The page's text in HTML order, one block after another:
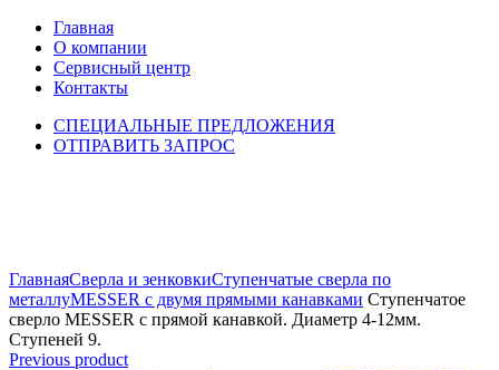
Главная
О компании
Сервисный центр
Контакты
СПЕЦИАЛЬНЫЕ ПРЕДЛОЖЕНИЯ
ОТПРАВИТЬ ЗАПРОС
ГлавнаяСверла и зенковкиСтупенчатые сверла по
металлуMESSER с двумя прямыми канавками Ступенчатое
сверло MESSER с прямой канавкой. Диаметр 4-12мм.
Ступеней 9.
Previous product